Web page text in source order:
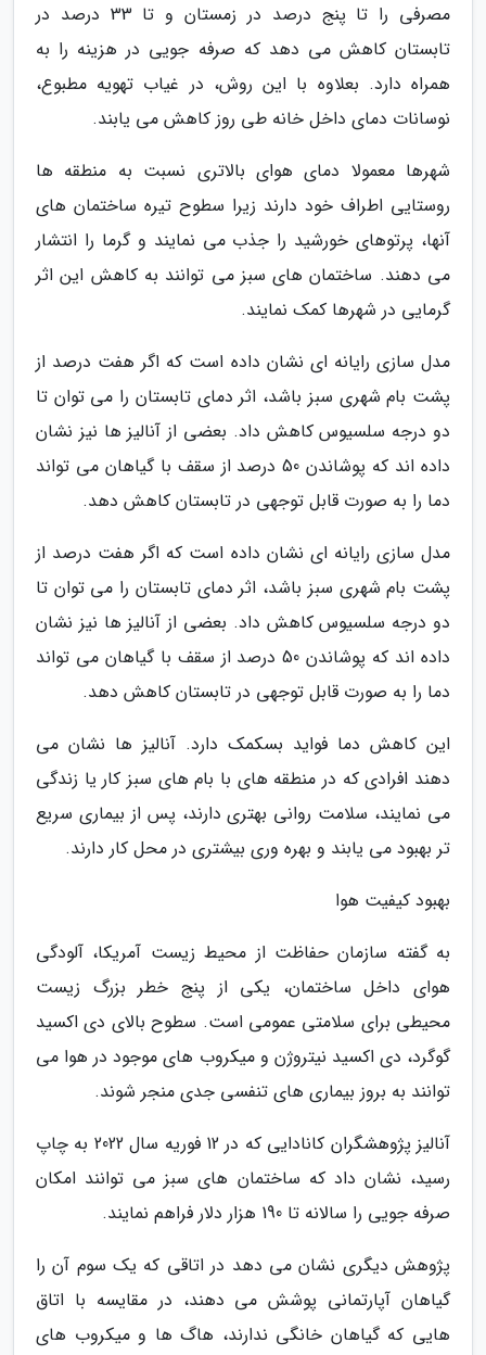
مصرفی را تا پنج درصد در زمستان و تا 33 درصد در
تابستان کاهش می دهد که صرفه جویی در هزینه را به
همراه دارد. بعلاوه با این روش، در غیاب تهویه مطبوع،
نوسانات دمای داخل خانه طی روز کاهش می یابند.
شهرها معمولا دمای هوای بالاتری نسبت به منطقه ها
روستایی اطراف خود دارند زیرا سطوح تیره ساختمان های
آنها، پرتوهای خورشید را جذب می نمایند و گرما را انتشار
می دهند. ساختمان های سبز می توانند به کاهش این اثر
گرمایی در شهرها کمک نمایند.
مدل سازی رایانه ای نشان داده است که اگر هفت درصد از
پشت بام شهری سبز باشد، اثر دمای تابستان را می توان تا
دو درجه سلسیوس کاهش داد. بعضی از آنالیز ها نیز نشان
داده اند که پوشاندن 50 درصد از سقف با گیاهان می تواند
دما را به صورت قابل توجهی در تابستان کاهش دهد.
مدل سازی رایانه ای نشان داده است که اگر هفت درصد از
پشت بام شهری سبز باشد، اثر دمای تابستان را می توان تا
دو درجه سلسیوس کاهش داد. بعضی از آنالیز ها نیز نشان
داده اند که پوشاندن 50 درصد از سقف با گیاهان می تواند
دما را به صورت قابل توجهی در تابستان کاهش دهد.
این کاهش دما فواید بسکمک دارد. آنالیز ها نشان می
دهند افرادی که در منطقه های با بام های سبز کار یا زندگی
می نمایند، سلامت روانی بهتری دارند، پس از بیماری سریع
تر بهبود می یابند و بهره وری بیشتری در محل کار دارند.
بهبود کیفیت هوا
به گفته سازمان حفاظت از محیط زیست آمریکا، آلودگی
هوای داخل ساختمان، یکی از پنج خطر بزرگ زیست
محیطی برای سلامتی عمومی است. سطوح بالای دی اکسید
گوگرد، دی اکسید نیتروژن و میکروب های موجود در هوا می
توانند به بروز بیماری های تنفسی جدی منجر شوند.
آنالیز پژوهشگران کانادایی که در 12 فوریه سال 2022 به چاپ
رسید، نشان داد که ساختمان های سبز می توانند امکان
صرفه جویی را سالانه تا 190 هزار دلار فراهم نمایند.
پژوهش دیگری نشان می دهد در اتاقی که یک سوم آن را
گیاهان آپارتمانی پوشش می دهند، در مقایسه با اتاق
هایی که گیاهان خانگی ندارند، هاگ ها و میکروب های